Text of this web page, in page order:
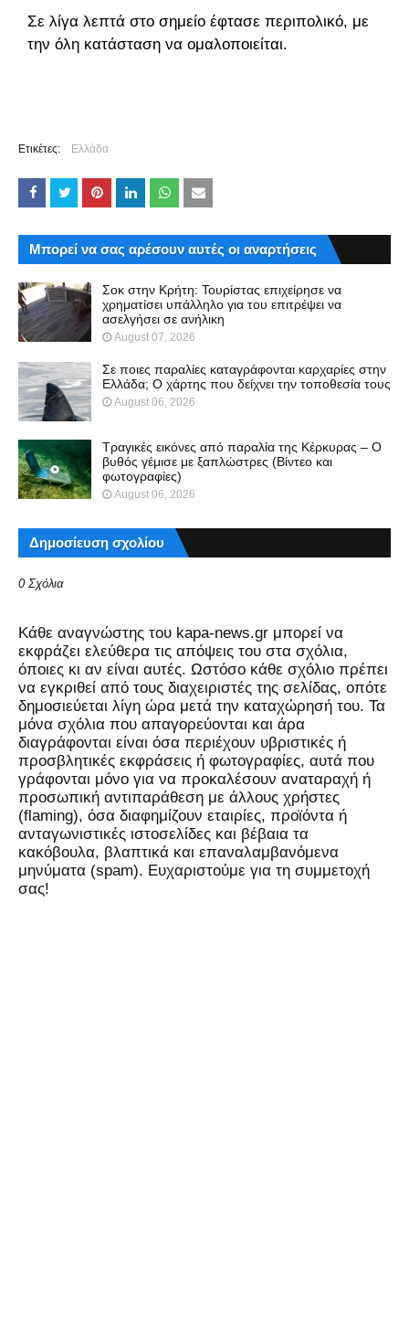
Σε λίγα λεπτά στο σημείο έφτασε περιπολικό, με
την όλη κατάσταση να ομαλοποιείται.
Ετικέτες: Ελλάδα
Μπορεί να σας αρέσουν αυτές οι αναρτήσεις
Σοκ στην Κρήτη: Τουρίστας επιχείρησε να
χρηματίσει υπάλληλο για του επιτρέψει να
ασελγήσει σε ανήλικη
August 07, 2026
Σε ποιες παραλίες καταγράφονται καρχαρίες στην
Ελλάδα; Ο χάρτης που δείχνει την τοποθεσία τους
August 06, 2026
Τραγικές εικόνες από παραλία της Κέρκυρας – Ο
βυθός γέμισε με ξαπλώστρες (Βίντεο και
φωτογραφίες)
August 06, 2026
Δημοσίευση σχολίου
0 Σχόλια
Kάθε αναγνώστης του kapa-news.gr μπορεί να
εκφράζει ελεύθερα τις απόψεις του στα σχόλια,
όποιες κι αν είναι αυτές. Ωστόσο κάθε σχόλιο πρέπει
να εγκριθεί από τους διαχειριστές της σελίδας, οπότε
δημοσιεύεται λίγη ώρα μετά την καταχώρησή του. Τα
μόνα σχόλια που απαγορεύονται και άρα
διαγράφονται είναι όσα περιέχουν υβριστικές ή
προσβλητικές εκφράσεις ή φωτογραφίες, αυτά που
γράφονται μόνο για να προκαλέσουν αναταραχή ή
προσωπική αντιπαράθεση με άλλους χρήστες
(flaming), όσα διαφημίζουν εταιρίες, προϊόντα ή
ανταγωνιστικές ιστοσελίδες και βέβαια τα
κακόβουλα, βλαπτικά και επαναλαμβανόμενα
μηνύματα (spam). Ευχαριστούμε για τη συμμετοχή
σας!